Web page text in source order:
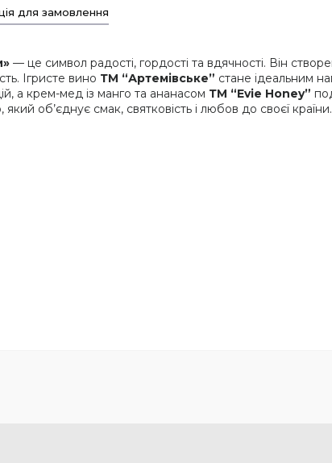
для замовлення
— це символ радості, гордості та вдячності. Він
Ігристе вино ТМ “Артемівське” стане ідеальним
а крем-мед із манго та ананасом ТМ “Evie Honey”
об’єднує смак, святковість і любов до своєї країни.